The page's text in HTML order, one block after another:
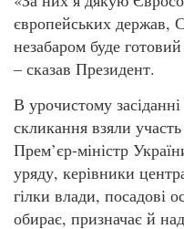
європейських держав,
незабаром буде
– сказав Президент.
В урочистому
скликання взяли
Прем’єр-міністр
уряду, керівники
гілки влади, посадові
обирає, призначає й